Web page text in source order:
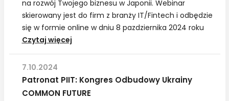
na rozwój Twojego biznesu w Japonii. Webinar
skierowany jest do firm z branży IT/Fintech i odbędzie
się w formie online w dniu 8 pazdziernika 2024 roku
Czytaj więcejPAIH:
na
rozwój
Patronat PIIT: Kongres Odbudowy Ukrainy
COMMON FUTURE
7.10.2024